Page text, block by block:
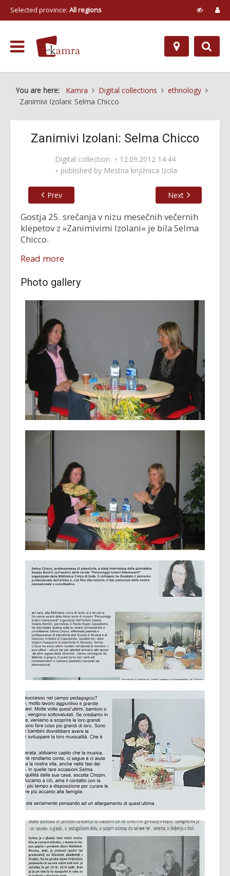
Selected province: All regions
You are here: Kamra Digital collections
ethnology
Zanimivi Izolani: Selma Chicco
Zanimivi Izolani: Selma Chicco
Digital collection
12.09.2012 14:44
published by Mestna knjižnica Izola
Prev Next
Gostja 25. srečanja v nizu mesečnih večernih
klepetov z »Zanimivimi Izolani« je bila Selma
Chicco.
Read more
Photo gallery